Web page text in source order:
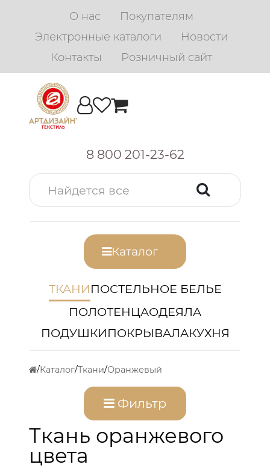
О нас
Покупателям
Электронные каталоги
Новости
Контакты
Розничный сайт
8 800 201-23-62
Каталог
ТКАНИПОСТЕЛЬНОЕ БЕЛЬЕ
ПОЛОТЕНЦАОДЕЯЛА
ПОДУШКИПОКРЫВАЛАКУХНЯ
Каталог Ткани Оранжевый
Фильтр
Ткань оранжевого
цвета